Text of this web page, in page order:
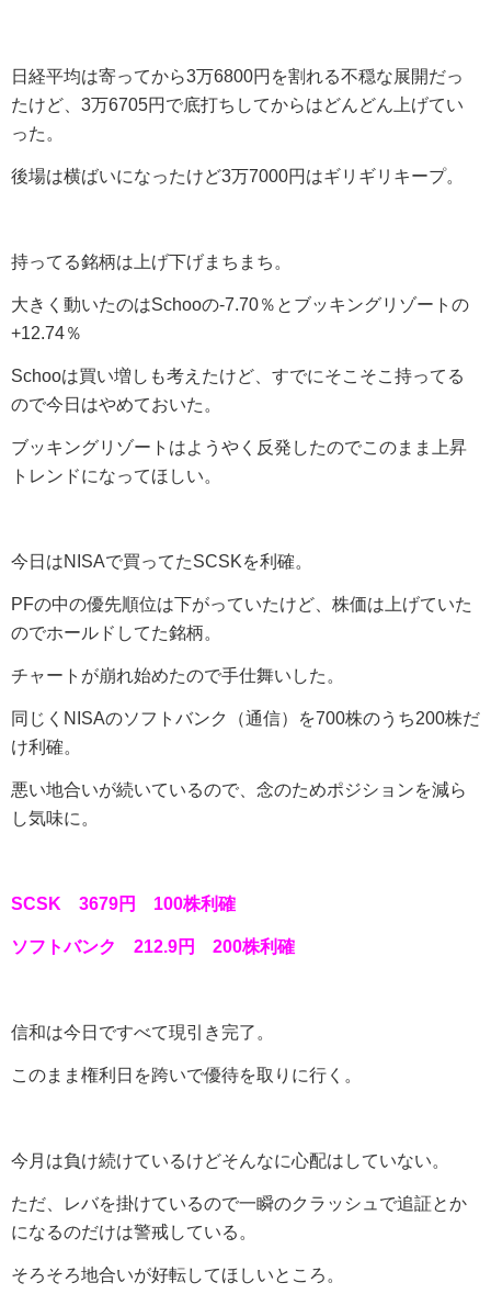
日経平均は寄ってから3万6800円を割れる不穏な展開だっ
たけど、3万6705円で底打ちしてからはどんどん上げてい
った。
後場は横ばいになったけど3万7000円はギリギリキープ。
持ってる銘柄は上げ下げまちまち。
大きく動いたのはSchooの-7.70％とブッキングリゾートの
+12.74％
Schooは買い増しも考えたけど、すでにそこそこ持ってる
ので今日はやめておいた。
ブッキングリゾートはようやく反発したのでこのまま上昇
トレンドになってほしい。
今日はNISAで買ってたSCSKを利確。
PFの中の優先順位は下がっていたけど、株価は上げていた
のでホールドしてた銘柄。
チャートが崩れ始めたので手仕舞いした。
同じくNISAのソフトバンク（通信）を700株のうち200株だ
け利確。
悪い地合いが続いているので、念のためポジションを減ら
し気味に。
SCSK 3679円 100株利確
ソフトバンク 212.9円 200株利確
信和は今日ですべて現引き完了。
このまま権利日を跨いで優待を取りに行く。
今月は負け続けているけどそんなに心配はしていない。
ただ、レバを掛けているので一瞬のクラッシュで追証とか
になるのだけは警戒している。
そろそろ地合いが好転してほしいところ。